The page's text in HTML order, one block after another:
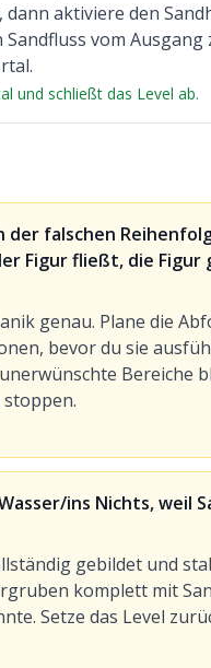
aktiviere den
vom
und schließt das Level ab.
falschen
Figur fließt, die
genau. Plane die
bevor du sie
Bereiche
stoppen.
ins Nichts, weil
gebildet und
komplett mit
Setze das Level